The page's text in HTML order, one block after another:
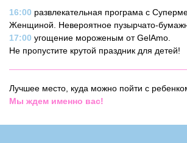
16:00 развлекательная програма с
Женщиной. Невероятное пузырчато-
17:00 угощение мороженым от GelAmo.
Не пропустите крутой праздник для детей!
Лучшее место, куда можно пойти с
Мы ждем именно вас!